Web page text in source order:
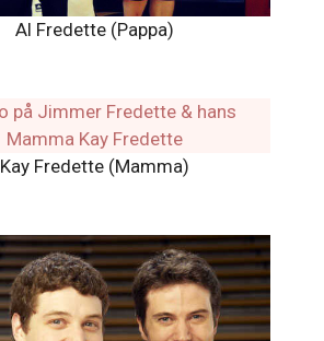
Al Fredette (Pappa)
Kay Fredette (Mamma)